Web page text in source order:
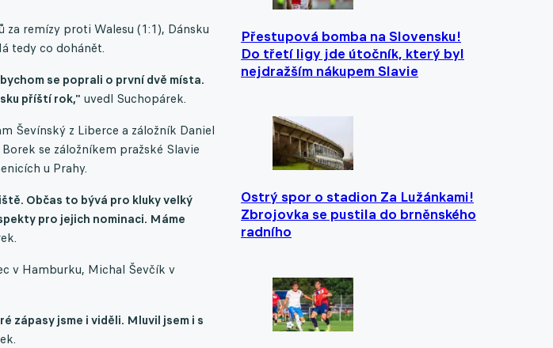
Přestupová bomba na Slovensku!
Do třetí ligy jde útočník, který byl
nejdražším nákupem Slavie
Ostrý spor o stadion Za Lužánkami!
Zbrojovka se pustila do brněnského
radního
remízy proti Walesu (1:1), Dánsku
tedy co dohánět.
se poprali o první dvě místa.
příští rok," uvedl Suchopárek.
Ševínský z Liberce a záložník Daniel
se záložníkem pražské Slavie
u Prahy.
Občas to bývá pro kluky velký
pro jejich nominaci. Máme
v Hamburku, Michal Ševčík v
zápasy jsme i viděli. Mluvil jsem i s